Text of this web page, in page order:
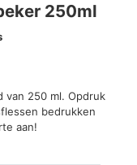
250ml
van 250 ml. Opdruk
bedrukken
aan!